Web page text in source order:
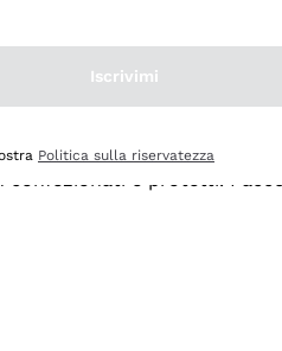
e protetti.
Iscrivimi
Politica sulla riservatezza